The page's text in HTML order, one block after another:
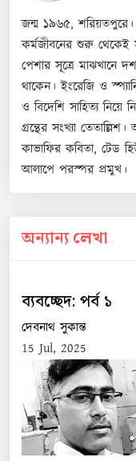
জন্ম ১৯৬৫, শরিয়তপুরে।
কর্মজীবনের শুরু থেকেই
পেশার সূত্রে মাঝখানে
থাকেন। ইংরেজি ও
ও বিদেশি সাহিত্য নিয়ে
গ্রন্থের সংখ্যা
কাভাফির কবিতা, টেড
আলাপে পরস্পর প্রমুখ।
অন্যান্য লেখা
ব্যবচ্ছেদ: পর্ব ১
দেবনাথ সুকান্ত
15 Jul, 2025